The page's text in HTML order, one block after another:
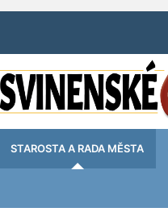
STAROSTA A RADA MĚSTA